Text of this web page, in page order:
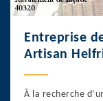
Entreprise
Artisan
À la recherche